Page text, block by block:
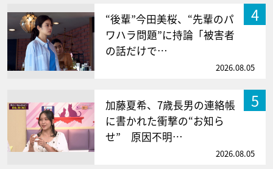
4
“後輩”今田美桜、“先輩のパ
ワハラ問題”に持論「被害者
の話だけで…
2026.08.05
5
加藤夏希、7歳長男の連絡帳
に書かれた衝撃の“お知ら
せ” 原因不明…
2026.08.05